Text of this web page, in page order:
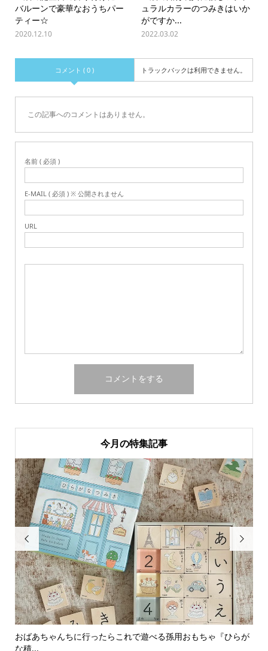
バルーンで豪華なおうちパー
ティー☆
2020.12.10
ュラルカラーのつみきはいか
がですか...
2022.03.02
コメント ( 0 ) トラックバックは利用できません。
この記事へのコメントはありません。
名前 ( 必須 )
E-MAIL ( 必須 ) ※ 公開されません
URL
今月の特集記事

おばあちゃんちに行ったらこれで遊べる孫用おもちゃ『ひらが
な積...
